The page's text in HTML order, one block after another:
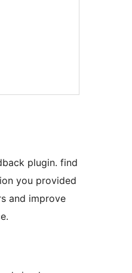
plugin. find
you provided
and improve